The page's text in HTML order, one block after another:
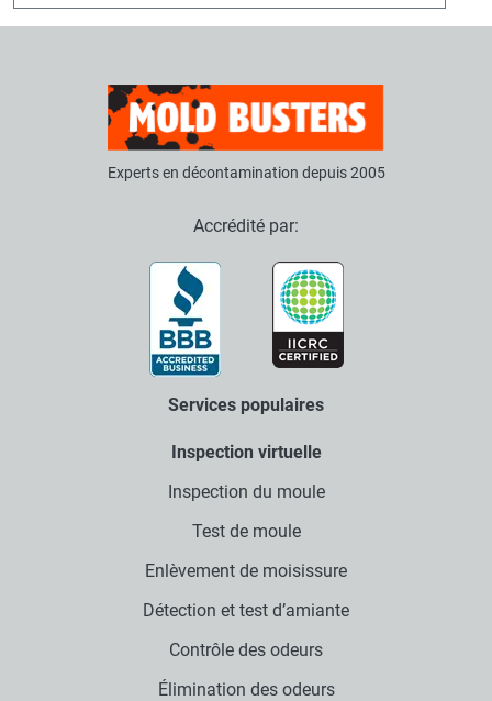
Experts en décontamination depuis 2005
Accrédité par:
Services populaires
Inspection virtuelle
Inspection du moule
Test de moule
Enlèvement de moisissure
Détection et test d’amiante
Contrôle des odeurs
Élimination des odeurs